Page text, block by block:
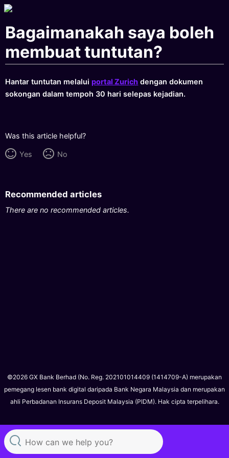
Bagaimanakah saya boleh
membuat tuntutan?
Hantar tuntutan melaluiportal Zurich dengan dokumen
sokongan dalam tempoh 30 hari selepas kejadian.
Was this article helpful?
Yes No
Recommended articles
There are no recommended articles.
©2026 GX Bank Berhad (No. Reg. 202101014409 (1414709-A) merupakan
pemegang lesen bank digital daripada Bank Negara Malaysia dan merupakan
ahli Perbadanan Insurans Deposit Malaysia (PIDM). Hak cipta terpelihara.